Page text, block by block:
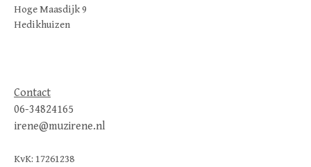
Hoge Maasdijk 9
Hedikhuizen
Contact
06-34824165
irene@muzirene.nl
KvK: 17261238